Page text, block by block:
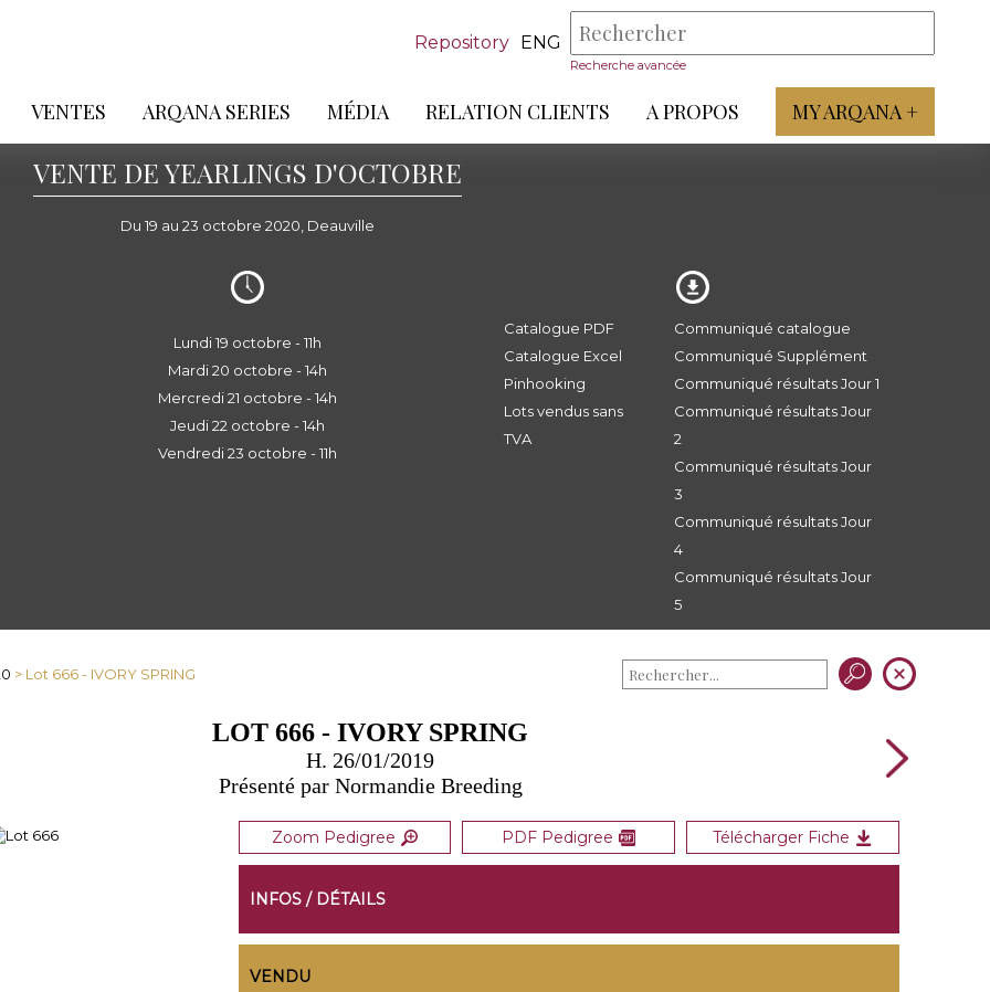
Repository ENG
Recherche avancée
VENTES ARQANA SERIES MÉDIA RELATION CLIENTS A PROPOS MY ARQANA +
VENTE DE YEARLINGS D'OCTOBRE
Du 19 au 23 octobre 2020, Deauville
Lundi 19 octobre - 11h
Mardi 20 octobre - 14h
Mercredi 21 octobre - 14h
Jeudi 22 octobre - 14h
Vendredi 23 octobre - 11h
Catalogue PDF
Catalogue Excel
Pinhooking
Lots vendus sans
TVA
Communiqué catalogue
Communiqué Supplément
Communiqué résultats Jour 1
Communiqué résultats Jour
2
Communiqué résultats Jour
3
Communiqué résultats Jour
4
Communiqué résultats Jour
5
> Lot 666 - IVORY SPRING
LOT 666 - IVORY SPRING
H. 26/01/2019
Présenté par Normandie Breeding
Zoom Pedigree PDF Pedigree Télécharger Fiche
INFOS / DÉTAILS
VENDU